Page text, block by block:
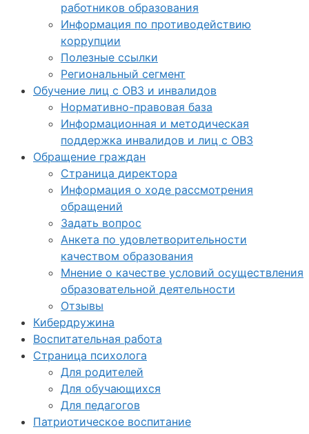
работников образования
Информация по противодействию
коррупции
Полезные ссылки
Региональный сегмент
Обучение лиц с ОВЗ и инвалидов
Нормативно-правовая база
Информационная и методическая
поддержка инвалидов и лиц с ОВЗ
Обращение граждан
Страница директора
Информация о ходе рассмотрения
обращений
Задать вопрос
Анкета по удовлетворительности
качеством образования
Мнение о качестве условий осуществления
образовательной деятельности
Отзывы
Кибердружина
Воспитательная работа
Страница психолога
Для родителей
Для обучающихся
Для педагогов
Патриотическое воспитание